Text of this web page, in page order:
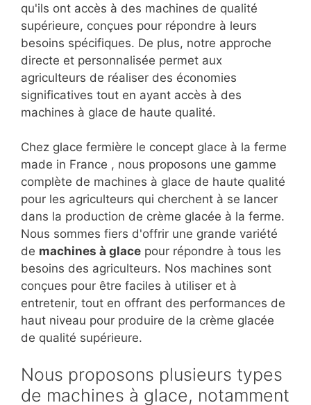
qu'ils ont accès à des machines de qualité
supérieure, conçues pour répondre à leurs
besoins spécifiques. De plus, notre approche
directe et personnalisée permet aux
agriculteurs de réaliser des économies
significatives tout en ayant accès à des
machines à glace de haute qualité.
Chez glace fermière le concept glace à la ferme
made in France , nous proposons une gamme
complète de machines à glace de haute qualité
pour les agriculteurs qui cherchent à se lancer
dans la production de crème glacée à la ferme.
Nous sommes fiers d'offrir une grande variété
de machines à glace pour répondre à tous les
besoins des agriculteurs. Nos machines sont
conçues pour être faciles à utiliser et à
entretenir, tout en offrant des performances de
haut niveau pour produire de la crème glacée
de qualité supérieure.
Nous proposons plusieurs types
de machines à glace, notamment